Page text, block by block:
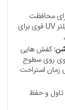
محافظت
صورت و گردن از آفتاب، و عینک آفتابی با فیلتر UV قوی برای
کفش هایی
روی روی سطوح
زمان استراحت
تاول و حفظ